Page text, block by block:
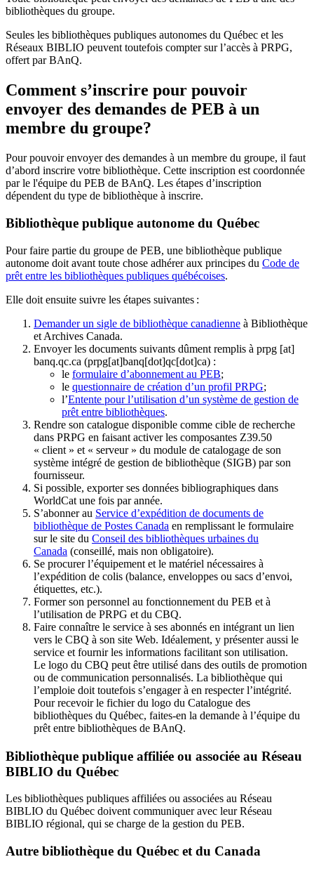
bibliothèques du groupe.
Seules les bibliothèques publiques autonomes du Québec et les
Réseaux BIBLIO peuvent toutefois compter sur l’accès à PRPG,
offert par BAnQ.
Comment s’inscrire pour pouvoir
envoyer des demandes de PEB à un
membre du groupe?
Pour pouvoir envoyer des demandes à un membre du groupe, il faut
d’abord inscrire votre bibliothèque. Cette inscription est coordonnée
par le l'équipe du PEB de BAnQ. Les étapes d’inscription
dépendent du type de bibliothèque à inscrire.
Bibliothèque publique autonome du Québec
Pour faire partie du groupe de PEB, une bibliothèque publique
autonome doit avant toute chose adhérer aux principes du Code de
prêt entre les bibliothèques publiques québécoises.
Elle doit ensuite suivre les étapes suivantes :
Demander un sigle de bibliothèque canadienne à Bibliothèque
et Archives Canada.
Envoyer les documents suivants dûment remplis à prpg [at]
banq.qc.ca (prpg[at]banq[dot]qc[dot]ca) :
le formulaire d’abonnement au PEB;
le questionnaire de création d’un profil PRPG;
l’Entente pour l’utilisation d’un système de gestion de
prêt entre bibliothèques.
Rendre son catalogue disponible comme cible de recherche
dans PRPG en faisant activer les composantes Z39.50
« client » et « serveur » du module de catalogage de son
système intégré de gestion de bibliothèque (SIGB) par son
fournisseur.
Si possible, exporter ses données bibliographiques dans
WorldCat une fois par année.
S’abonner au Service d’expédition de documents de
bibliothèque de Postes Canada en remplissant le formulaire
sur le site du Conseil des bibliothèques urbaines du
Canada (conseillé, mais non obligatoire).
Se procurer l’équipement et le matériel nécessaires à
l’expédition de colis (balance, enveloppes ou sacs d’envoi,
étiquettes, etc.).
Former son personnel au fonctionnement du PEB et à
l’utilisation de PRPG et du CBQ.
Faire connaître le service à ses abonnés en intégrant un lien
vers le CBQ à son site Web. Idéalement, y présenter aussi le
service et fournir les informations facilitant son utilisation.
Le logo du CBQ peut être utilisé dans des outils de promotion
ou de communication personnalisés. La bibliothèque qui
l’emploie doit toutefois s’engager à en respecter l’intégrité.
Pour recevoir le fichier du logo du Catalogue des
bibliothèques du Québec, faites-en la demande à l’équipe du
prêt entre bibliothèques de BAnQ.
Bibliothèque publique affiliée ou associée au Réseau
BIBLIO du Québec
Les bibliothèques publiques affiliées ou associées au Réseau
BIBLIO du Québec doivent communiquer avec leur Réseau
BIBLIO régional, qui se charge de la gestion du PEB.
Autre bibliothèque du Québec et du Canada